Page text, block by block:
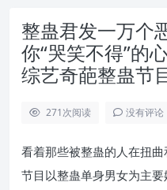
整蛊君发一万个
你“哭笑不得”
综艺奇葩整蛊节目
271次阅读 没有评论
看着那些被整蛊的人在扭
节目以整蛊单身男女为主